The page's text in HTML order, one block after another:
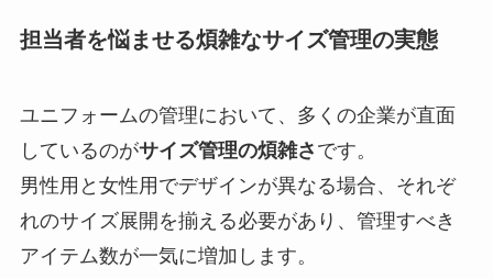
担当者を悩ませる煩雑なサイズ管理の実態
ユニフォームの管理において、多くの企業が直面
しているのがサイズ管理の煩雑さ です。
男性用と女性用でデザインが異なる場合、それぞ
れのサイズ展開を揃える必要があり、管理すべき
アイテム数が一気に増加します。